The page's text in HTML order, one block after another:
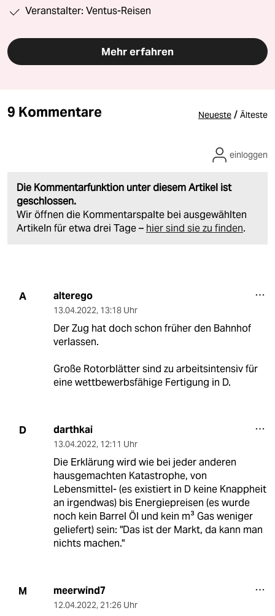
Veranstalter: Ventus-Reisen
Mehr erfahren
9 Kommentare Neueste / Älteste
Die Kommentarfunktion unter diesem Artikel ist
geschlossen.
Wir öffnen die Kommentarspalte bei ausgewählten
Artikeln für etwa drei Tage – hier sind sie zu finden.
einloggen
A alterego
13.04.2022, 13:18 Uhr
Der Zug hat doch schon früher den Bahnhof
verlassen.
Große Rotorblätter sind zu arbeitsintensiv für
eine wettbewerbsfähige Fertigung in D.
D darthkai
13.04.2022, 12:11 Uhr
Die Erklärung wird wie bei jeder anderen
hausgemachten Katastrophe, von
Lebensmittel- (es existiert in D keine Knappheit
an irgendwas) bis Energiepreisen (es wurde
noch kein Barrel Öl und kein m³ Gas weniger
geliefert) sein: "Das ist der Markt, da kann man
nichts machen."
M meerwind7
12.04.2022, 21:26 Uhr